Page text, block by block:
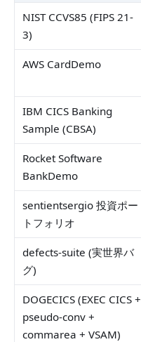
NIST CCVS85 (FIPS 21-
3)
AWS CardDemo
IBM CICS Banking
Sample (CBSA)
Rocket Software
BankDemo
sentientsergio 投資ポー
トフォリオ
defects-suite (実世界バ
グ)
DOGECICS (EXEC CICS +
pseudo-conv +
commarea + VSAM)